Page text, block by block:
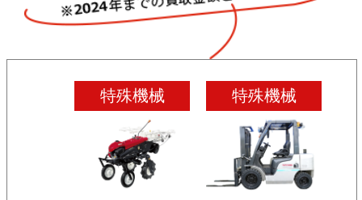
特殊機械 特殊機械